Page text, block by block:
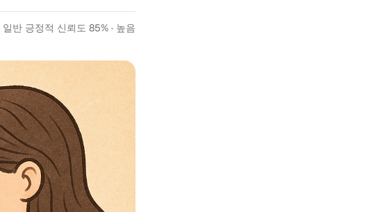
일반 긍정적 신뢰도 85% · 높음